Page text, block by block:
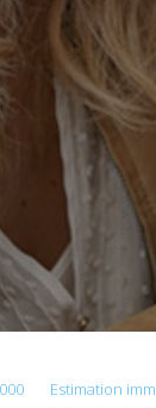
Estimation